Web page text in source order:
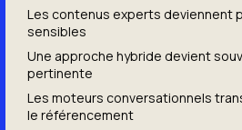
Les contenus experts deviennent
sensibles
Une approche hybride devient
pertinente
Les moteurs conversationnels
le référencement